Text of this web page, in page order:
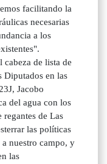
facilitando la
necesarias
a los
de lista de
Diputados en las
Jacobo
del agua con los
de Las
las políticas
a nuestro campo, y
las